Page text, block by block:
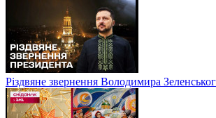
Різдвяне звернення Володимира